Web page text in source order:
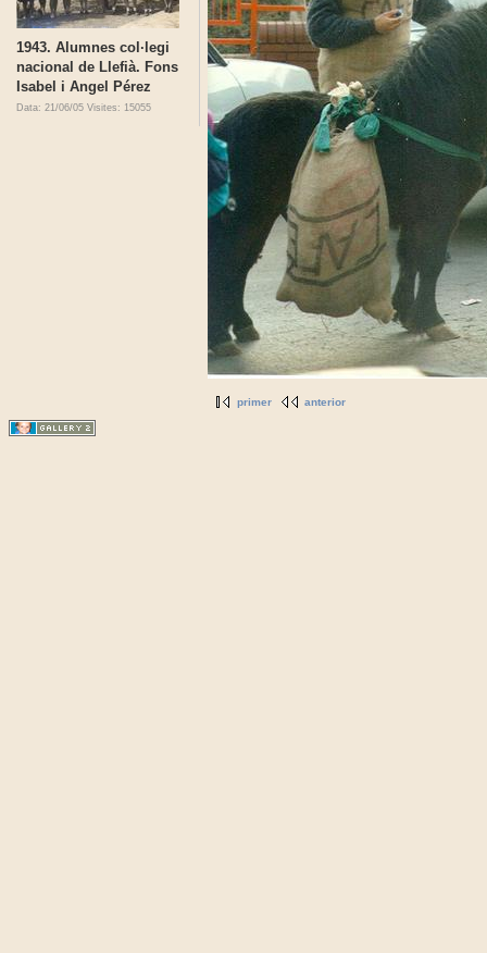
1943. Alumnes col·legi
nacional de Llefià. Fons
Isabel i Angel Pérez
Data: 21/06/05 Visites: 15055
primer anterior